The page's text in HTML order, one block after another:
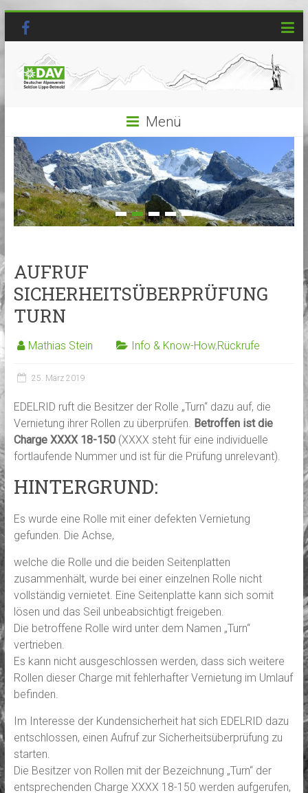
Menü
AUFRUF
SICHERHEITSÜBERPRÜFUNG
TURN
Mathias Stein Info & Know-How,Rückrufe
25. März 2019
EDELRID ruft die Besitzer der Rolle „Turn“ dazu auf, die
Vernietung ihrer Rollen zu überprüfen. Betroffen ist die
Charge XXXX 18-150(XXXX steht für eine individuelle
fortlaufende Nummer und ist für die Prüfung unrelevant).
HINTERGRUND:
Es wurde eine Rolle mit einer defekten Vernietung
gefunden. Die Achse,
welche die Rolle und die beiden Seitenplatten
zusammenhält, wurde bei einer einzelnen Rolle nicht
vollständig vernietet. Eine Seitenplatte kann sich somit
lösen und das Seil unbeabsichtigt freigeben.
Die betroffene Rolle wird unter dem Namen „Turn“
vertrieben.
Es kann nicht ausgeschlossen werden, dass sich weitere
Rollen dieser Charge mit fehlerhafter Vernietung im Umlauf
befinden.
Im Interesse der Kundensicherheit hat sich EDELRID dazu
entschlossen, einen Aufruf zur Sicherheitsüberprüfung zu
starten.
Die Besitzer von Rollen mit der Bezeichnung „Turn“ der
entsprechenden Charge XXXX 18-150 werden aufgerufen,